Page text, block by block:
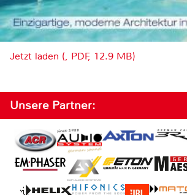
Jetzt laden (, PDF, 12.9 MB)
Unsere Partner: